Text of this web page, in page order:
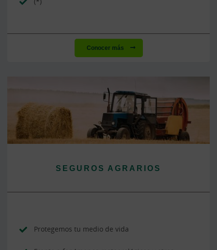
Conocer más
SEGUROS AGRARIOS
Protegemos tu medio de vida